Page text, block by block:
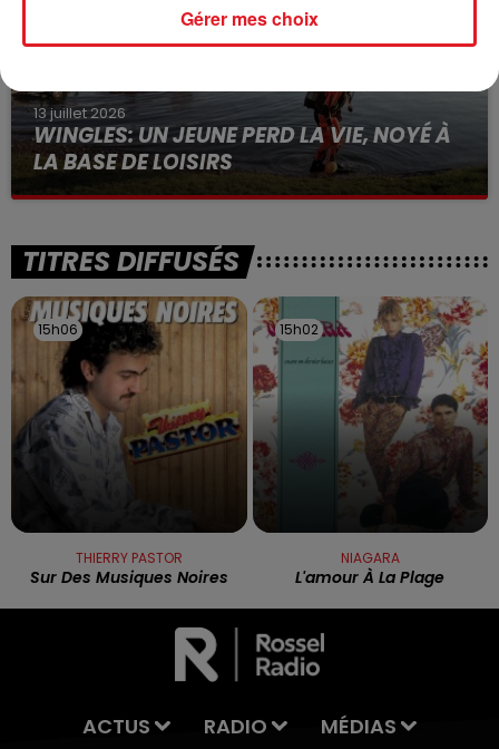
13 juillet 2026
WINGLES: UN JEUNE PERD LA VIE, NOYÉ À
LA BASE DE LOISIRS
La victime a coulé à pic
TITRES DIFFUSÉS
15h06
15h06
THIERRY PASTOR
Sur Des Musiques Noires
15h02
15h02
NIAGARA
L'amour À La Plage
ACTUS RADIO MÉDIAS
Gérer mes choix